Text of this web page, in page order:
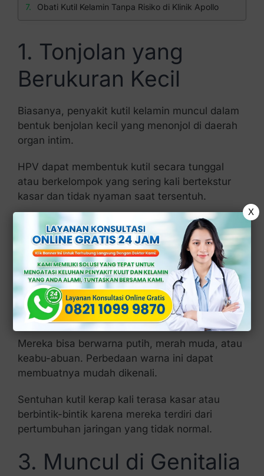
Obati Kutil Kelamin Tanpa Risiko di Klinik Apollo
1. Tonjolan yang
Berukuran Kecil
Biasanya, penyakit kutil kelamin muncul dalam
bentuk benjolan kecil yang menonjol di daerah
organ intim.
HPV dapat membentuk kutil secara tunggal
atau berkelompok yang sering kali bertekstur
kasar dan tidak nyaman saat tersentuh.
2. Warna yang Beda
dari Kulit Sekitar
Ciri kutil kelamin pada tahap awal yang
berikutnya adalah memiliki warna yang berbeda
dari kulit sekitarnya.
Mereka bisa berwarna putih, merah muda, atau
keabu-abuan. Perbedaan warna ini dapat
membuatnya mudah dikenali.
Sentuhan kutil kerap kali terasa kasar atau
berbintik-bintik karena mereka terdiri dari
pertumbuhan jaringan yang tidak normal.
3. Muncul di Genitalia
X